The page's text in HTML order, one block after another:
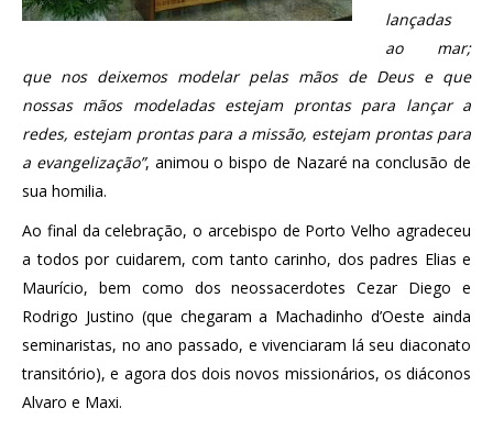
lançadas
ao mar;
que nos deixemos modelar pelas mãos de Deus e que
nossas mãos modeladas estejam prontas para lançar a
redes, estejam prontas para a missão, estejam prontas para
a evangelização”, animou o bispo de Nazaré na conclusão de
sua homilia.
Ao final da celebração, o arcebispo de Porto Velho agradeceu
a todos por cuidarem, com tanto carinho, dos padres Elias e
Maurício, bem como dos neossacerdotes Cezar Diego e
Rodrigo Justino (que chegaram a Machadinho d’Oeste ainda
seminaristas, no ano passado, e vivenciaram lá seu diaconato
transitório), e agora dos dois novos missionários, os diáconos
Alvaro e Maxi.